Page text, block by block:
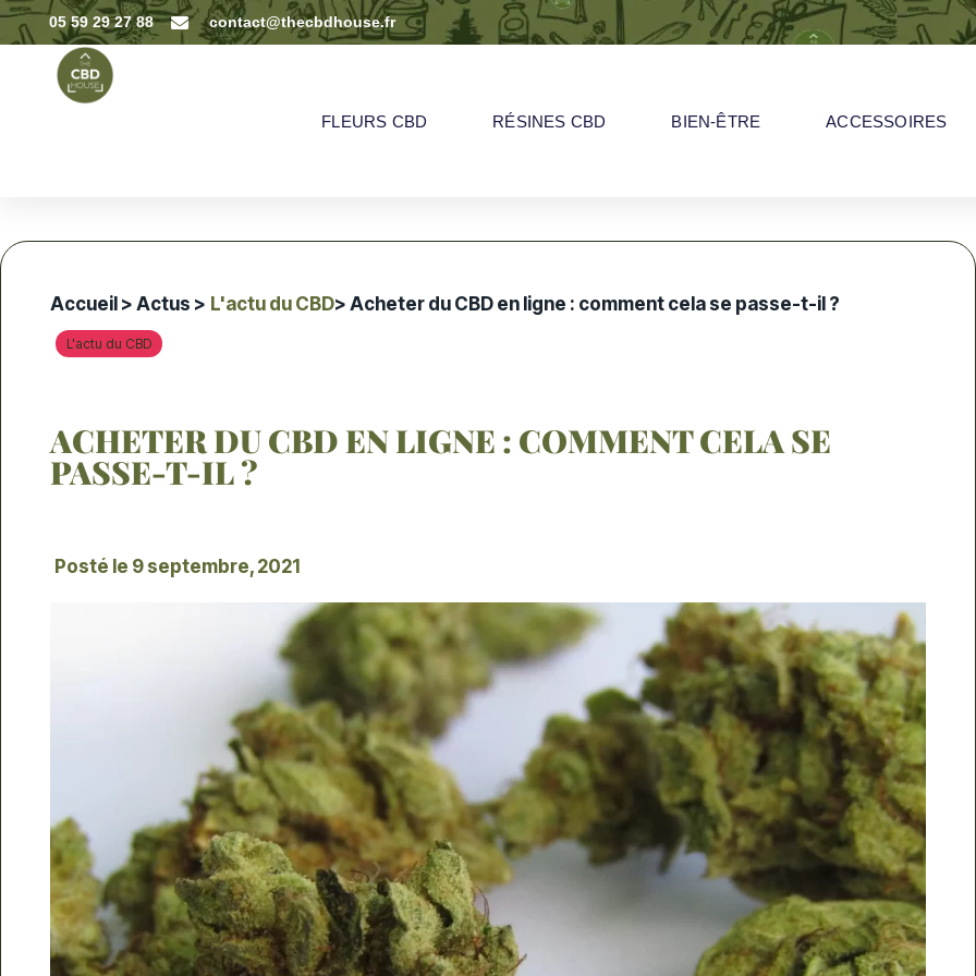
05 59 29 27 88 contact@thecbdhouse.fr
FLEURS CBD RÉSINES CBD BIEN-ÊTRE ACCESSOIRES
Accueil> Actus > L'actu du CBD> Acheter du CBD en ligne : comment cela se passe-t-il ?
L'actu du CBD
ACHETER DU CBD EN LIGNE : COMMENT CELA SE
PASSE-T-IL ?
Posté le 9 septembre, 2021